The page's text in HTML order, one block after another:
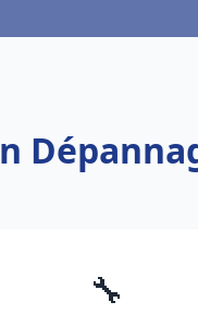
🔧